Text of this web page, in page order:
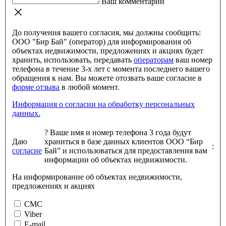
До получения вашего согласия, мы должны сообщить:
ООО "Бир Бай" (оператор) для информирования об
объектах недвижимости, предложениях и акциях будет
хранить, использовать, передавать операторам
телефона в течение 3-х лет с момента последнего вашего
обращения к нам. Вы можете отозвать ваше согласие в
форме отзыва
в любой момент.
Информация о согласии на обработку персональных
данных.
Даю
согласие
? Ваше имя и номер телефона 3 года будут
храниться в базе данных клиентов ООО “Бир
Бай” и использоваться для предоставления вам
информации об объектах недвижимости.
:
На информирование об объектах недвижимости,
предложениях и акциях
СМС
Viber